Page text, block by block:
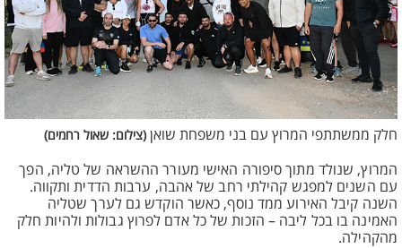
חלק ממשתתפי המרוץ עם בני משפחת שואן (צילום: שאול רחמים)
המרוץ, שנולד מתוך סיפורה האישי מעורר ההשראה של טליה, הפך
עם השנים למפגש קהילתי רחב של אהבה, ערבות הדדית ותקווה.
השנה קיבל האירוע ממד נוסף, כאשר הוקדש גם לערך שטליה
האמינה בו בכל ליבה – הזכות של כל אדם לפרוץ גבולות ולהיות חלק
מהקהילה.